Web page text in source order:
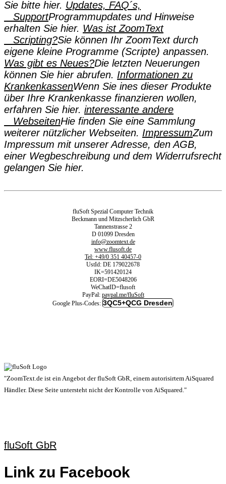
Sie bitte hier. Updates, FAQ´s,
SupportProgrammupdates und Hinweise
erhalten Sie hier. Was ist ZoomText
Scripting?Sie können Ihr ZoomText durch
eigene kleine Programme (Scripte) anpassen.
Was gibt es Neues?Die letzten Neuerungen
können Sie hier abrufen. Informationen zu
KrankenkassenWenn Sie ines dieser Produkte
über Ihre Krankenkasse finanzieren wollen,
erfahren Sie hier. interessante andere
WebseitenHie finden Sie eine Sammlung
weiterer nützlicher Webseiten. ImpressumZum
Impressum mit unserer Adresse, den AGB,
einer Wegbeschreibung und dem Widerrufsrecht
gelangen Sie hier.
fluSoft Spezial Computer Technik
Beckmann und Mitzscherlich GbR
Tannenstrasse 2
D 01099 Dresden
info@zoomtext.de
www.flusoft.de
Tel: +49/0 351 40457-0
UstId: DE 179022678
IK=591420124
EORI=DE5048206
WeChatID=flusoft
PayPal: paypal.me/fluSoft
Google Plus-Codes: 3QC5+QCG Dresden
"ZoomText.de ist ein Angebot der fluSoft GbR, einem autorisirtem AiSquared
Händler. Diese Seite untersteht nicht der Kontrolle von AiSquared."
fluSoft GbR
Link zu Facebook